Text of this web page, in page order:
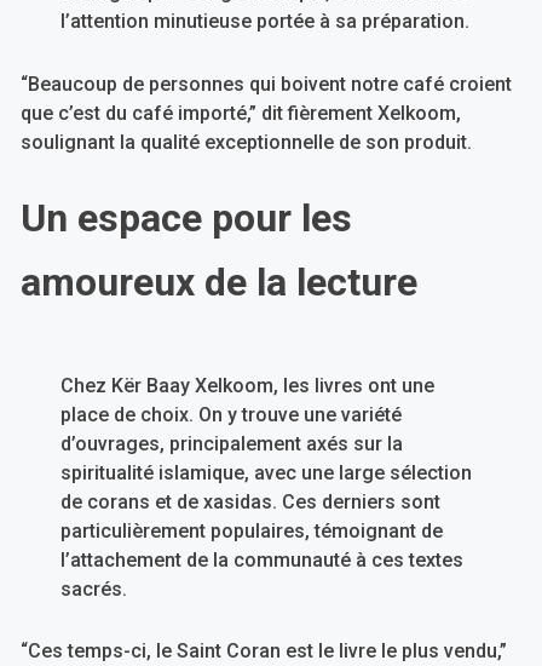
l’attention minutieuse portée à sa préparation.
“Beaucoup de personnes qui boivent notre café croient
que c’est du café importé,” dit fièrement Xelkoom,
soulignant la qualité exceptionnelle de son produit.
Un espace pour les
amoureux de la lecture
Chez Kër Baay Xelkoom, les livres ont une
place de choix. On y trouve une variété
d’ouvrages, principalement axés sur la
spiritualité islamique, avec une large sélection
de corans et de xasidas. Ces derniers sont
particulièrement populaires, témoignant de
l’attachement de la communauté à ces textes
sacrés.
“Ces temps-ci, le Saint Coran est le livre le plus vendu,”